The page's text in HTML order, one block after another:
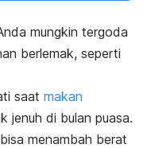
mungkin tergoda
berlemak, seperti
saat makan
jenuh di bulan puasa.
menambah berat